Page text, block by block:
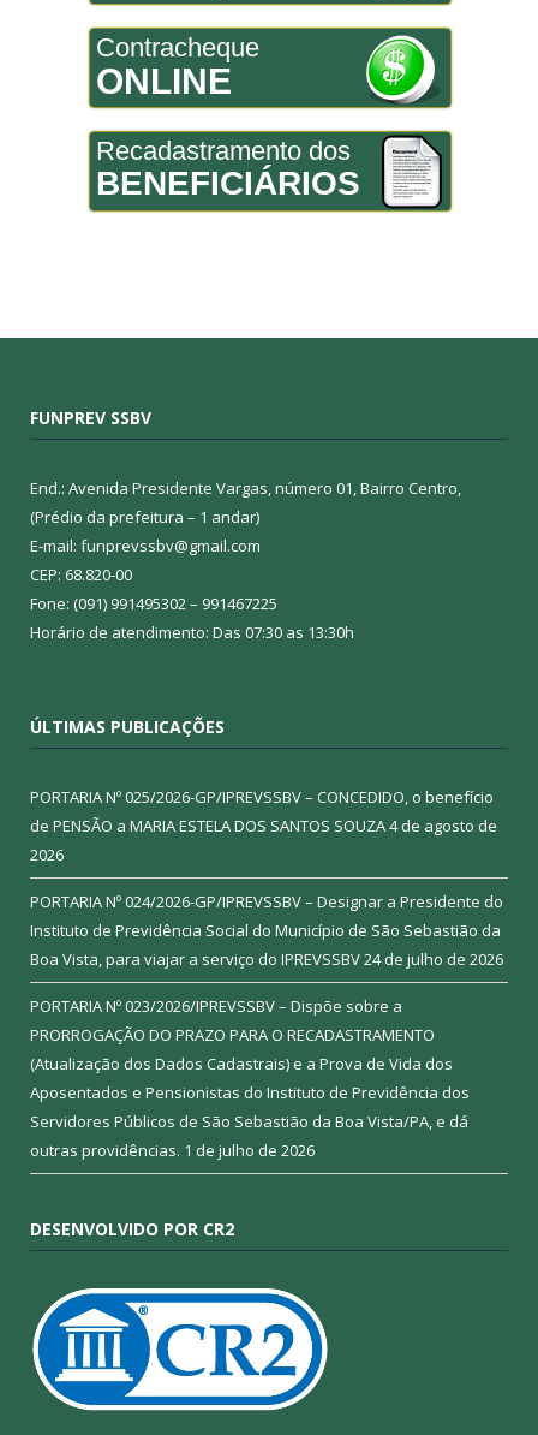
Contracheque
ONLINE
Recadastramento dos
BENEFICIÁRIOS
FUNPREV SSBV
End.: Avenida Presidente Vargas, número 01, Bairro Centro,
(Prédio da prefeitura – 1 andar)
E-mail: funprevssbv@gmail.com
CEP: 68.820-00
Fone: (091) 991495302 – 991467225
Horário de atendimento: Das 07:30 as 13:30h
ÚLTIMAS PUBLICAÇÕES
PORTARIA Nº 025/2026-GP/IPREVSSBV – CONCEDIDO, o benefício
de PENSÃO a MARIA ESTELA DOS SANTOS SOUZA4 de agosto de
2026
PORTARIA Nº 024/2026-GP/IPREVSSBV – Designar a Presidente do
Instituto de Previdência Social do Município de São Sebastião da
Boa Vista, para viajar a serviço do IPREVSSBV24 de julho de 2026
PORTARIA Nº 023/2026/IPREVSSBV – Dispõe sobre a
PRORROGAÇÃO DO PRAZO PARA O RECADASTRAMENTO
(Atualização dos Dados Cadastrais) e a Prova de Vida dos
Aposentados e Pensionistas do Instituto de Previdência dos
Servidores Públicos de São Sebastião da Boa Vista/PA, e dá
outras providências. 1 de julho de 2026
DESENVOLVIDO POR CR2